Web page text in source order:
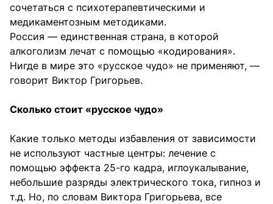
сочетаться с психотерапевтическими и
медикаментозным методиками.
Россия — единственная страна, в которой
алкоголизм лечат с помощью «кодирования».
Нигде в мире это «русское чудо» не применяют, —
говорит Виктор Григорьев.
Сколько стоит «русское чудо»
Какие только методы избавления от зависимости
не используют частные центры: лечение с
помощью эффекта 25-го кадра, иглоукалывание,
небольшие разряды электрического тока, гипноз и
т.д. Но, по словам Виктора Григорьева, все